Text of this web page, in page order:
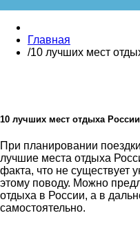
Главная
/10 лучших мест
10 лучших мест отдыха России
При планировании
лучшие места отдыха
факта, что не существует
этому поводу. Можно
отдыха в России, а в
самостоятельно.